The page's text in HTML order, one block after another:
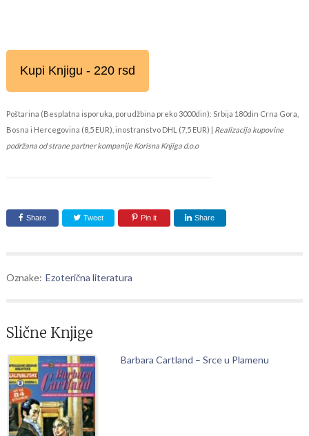
Kupi Knjigu - 220 rsd
Poštarina (Besplatna isporuka, porudžbina preko 3000din): Srbija 180din Crna Gora,
Bosna i Hercegovina (8,5 EUR), inostranstvo DHL (7,5 EUR) | Realizacija kupovine
podržana od strane partner kompanije Korisna Knjiga d.o.o
Share Tweet Pin it Share
Oznake: Ezoterična literatura
Slične Knjige
Barbara Cartland – Srce u Plamenu